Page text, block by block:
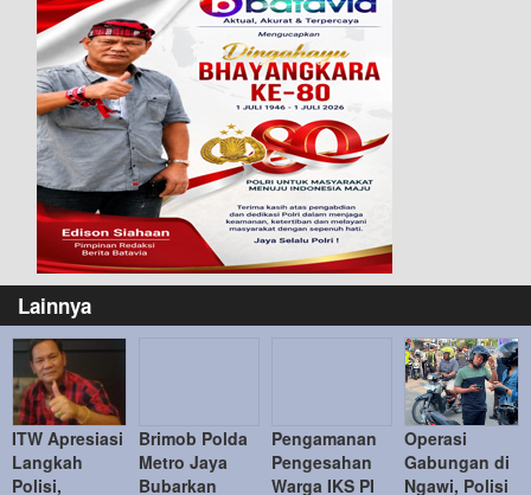
Lainnya
ITW Apresiasi
Langkah
Polisi,
Brimob Polda
Metro Jaya
Bubarkan
Pengamanan
Pengesahan
Warga IKS PI
Operasi
Gabungan di
Ngawi, Polisi